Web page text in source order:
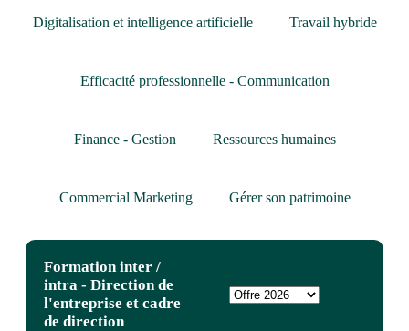
Digitalisation et intelligence artificielle Travail hybride
Efficacité professionnelle - Communication
Finance - Gestion Ressources humaines
Commercial Marketing Gérer son patrimoine
Formation inter /
intra - Direction de
l'entreprise et cadre
de direction